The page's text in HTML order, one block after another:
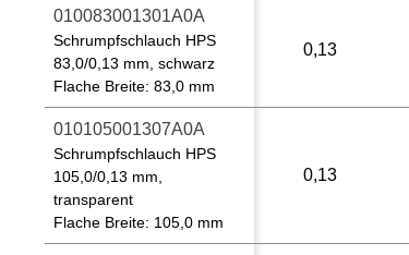
010083001301A0A
Schrumpfschlauch HPS
83,0/0,13 mm, schwarz
Flache Breite: 83,0 mm
0,13
010105001307A0A
Schrumpfschlauch HPS
105,0/0,13 mm,
transparent
Flache Breite: 105,0 mm
0,13